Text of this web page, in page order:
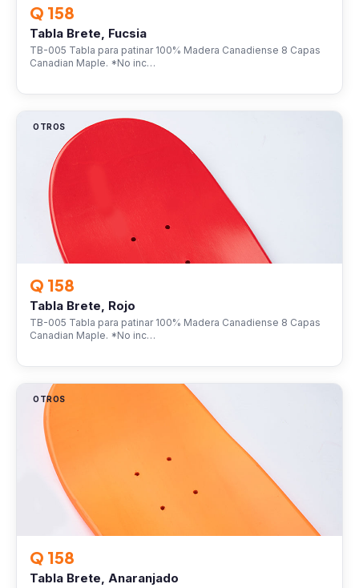
Q 158
Tabla Brete, Fucsia
TB-005 Tabla para patinar 100% Madera Canadiense 8 Capas
Canadian Maple. *No inc…
OTROS
Q 158
Tabla Brete, Rojo
TB-005 Tabla para patinar 100% Madera Canadiense 8 Capas
Canadian Maple. *No inc…
OTROS
Q 158
Tabla Brete, Anaranjado